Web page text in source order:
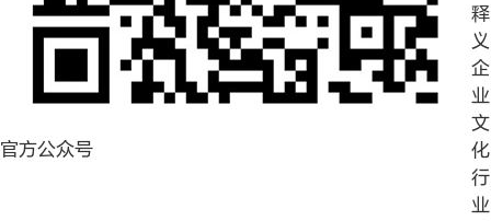
官方公众号
释
义
企
业
文
化
行
业